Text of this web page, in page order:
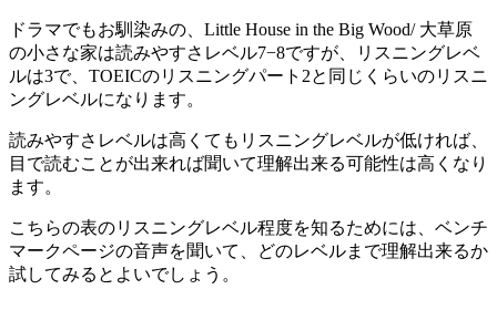
ドラマでもお馴染みの、Little House in the Big Wood/ 大草原
の小さな家は読みやすさレベル7−8ですが、リスニングレベ
ルは3で、TOEICのリスニングパート2と同じくらいのリスニ
ングレベルになります。
読みやすさレベルは高くてもリスニングレベルが低ければ、
目で読むことが出来れば聞いて理解出来る可能性は高くなり
ます。
こちらの表のリスニングレベル程度を知るためには、ベンチ
マークページの音声を聞いて、どのレベルまで理解出来るか
試してみるとよいでしょう。